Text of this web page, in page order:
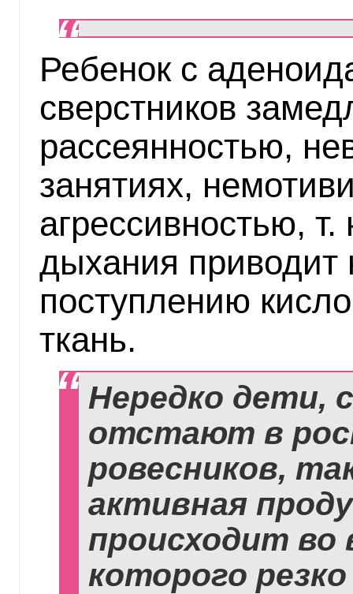
Ребенок с
сверстников
рассеянностью,
занятиях,
агрессивностью,
дыхания приводит
поступлению
ткань.
Нередко дети,
отстают в
ровесников,
активная
происходит во
которого